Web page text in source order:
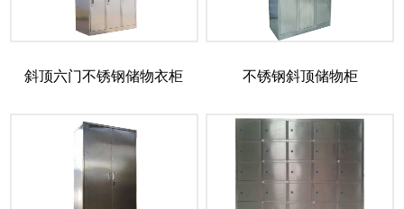
斜顶六门不锈钢储物衣柜 不锈钢斜顶储物柜